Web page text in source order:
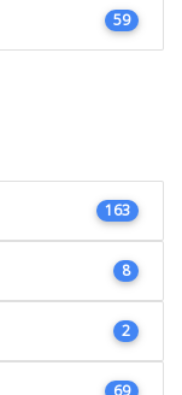
59
163
8
2
69